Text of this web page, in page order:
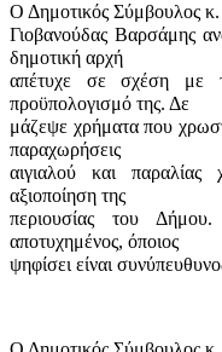
Ο Δημοτικός Σύμβουλος κ.
Γιοβανούδας Βαρσάμης
δημοτική αρχή
απέτυχε σε σχέση με
προϋπολογισμό της. Δε
μάζεψε χρήματα που
παραχωρήσεις
αιγιαλού και
αξιοποίηση της
περιουσίας του
αποτυχημένος, όποιος
ψηφίσει είναι